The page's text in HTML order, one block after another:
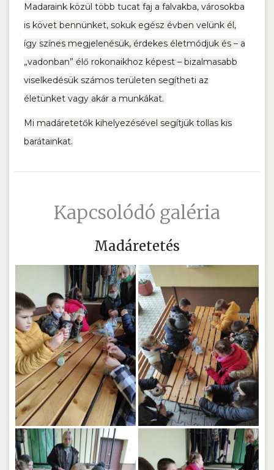
Madaraink közül több tucat faj a falvakba, városokba
is követ bennünket, sokuk egész évben velünk él,
így színes megjelenésük, érdekes életmódjuk és – a
„vadonban” élő rokonaikhoz képest – bizalmasabb
viselkedésük számos területen segítheti az
életünket vagy akár a munkákat.
Mi madáretetők kihelyezésével segítjük tollas kis
barátainkat.
Kapcsolódó galéria
Madáretetés